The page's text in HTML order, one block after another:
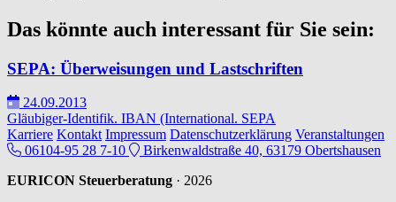
Das könnte auch interessant für Sie sein:
SEPA: Überweisungen und Lastschriften
24.09.2013
Gläubiger-Identifik. IBAN (International. SEPA
Karriere Kontakt Impressum Datenschutzerklärung Veranstaltungen
06104-95 28 7-10
Birkenwaldstraße 40, 63179 Obertshausen
EURICON Steuerberatung · 2026